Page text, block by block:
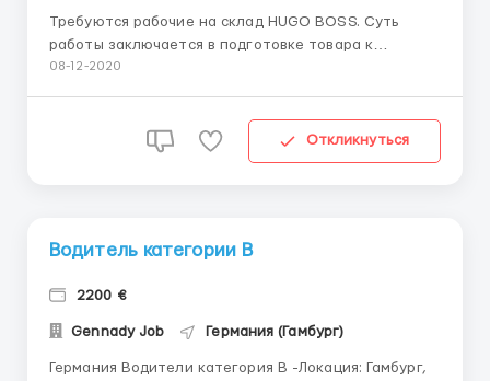
Требуются рабочие на склад HUGO BOSS. Суть
работы заключается в подготовке товара к
отправке в магазины HUGO BOSS. Обязанности:
коробки для дальнейшей -транспортировки.
-стикеровка и маркировка коробок с о...
08-12-2020
Откликнуться
Водитель категории В
2200 €
Gennady Job Германия (Гамбург)
Германия Водители категория В -Локация: Гамбург,